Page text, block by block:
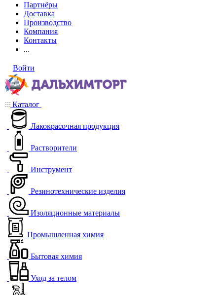
Партнёры
Доставка
Производство
Компания
Контакты
...
Войти
Каталог
Лакокрасочная продукция
Растворители
Инструмент
Резинотехнические изделия
Изоляционные материалы
Промышленная химия
Бытовая химия
Уход за телом